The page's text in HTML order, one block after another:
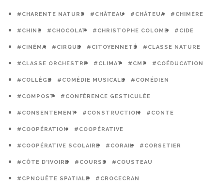
#CHARENTE NATURE #CHÂTEAU #CHÂTEUA #CHIMÈRE
#CHINE #CHOCOLAT #CHRISTOPHE COLOMB #CIDE
#CINÉMA #CIRQUE #CITOYENNETÉ #CLASSE NATURE
#CLASSE ORCHESTRE #CLIMAT #CME #COÉDUCATION
#COLLÈGE #COMÉDIE MUSICALE #COMÉDIEN
#COMPOST #CONFÉRENCE GESTICULÉE
#CONSENTEMENT #CONSTRUCTION #CONTE
#COOPÉRATION #COOPÉRATIVE
#COOPÉRATIVE SCOLAIRE #CORAIL #CORSETIER
#CÔTE D'IVOIRE #COURSE #COUSTEAU
#CPNQUÊTE SPATIALE #CROCECRAN